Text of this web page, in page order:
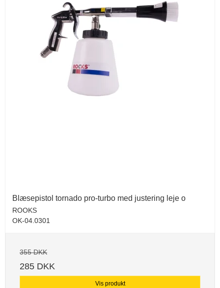
Blæsepistol tornado pro-turbo med justering leje o
ROOKS
OK-04.0301
355 DKK
285 DKK
Vis produkt